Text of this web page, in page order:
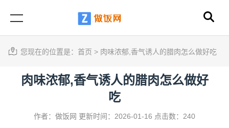
您现在的位置是： 首页 > 肉味浓郁,香气诱人的腊肉怎么做好吃
肉味浓郁,香气诱人的腊肉怎么做好
吃
作者：做饭网 更新时间：2026-01-16 点击数：240